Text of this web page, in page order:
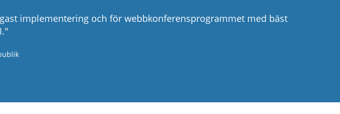
implementering och för webbkonferensprogrammet med bäst